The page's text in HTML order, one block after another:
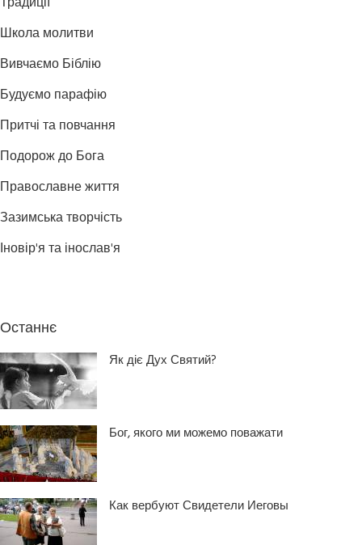
Школа молитви
Вивчаємо Біблію
Будуємо парафію
Притчі та повчання
Подорож до Бога
Православне життя
Зазимська творчість
Іновір'я та інослав'я
Останнє
Як діє Дух Святий?
Бог, якого ми можемо поважати
Как вербуют Свидетели Иеговы